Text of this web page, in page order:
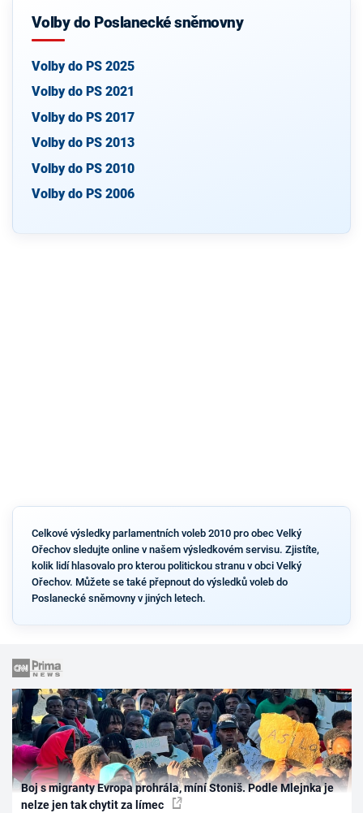
Volby do Poslanecké sněmovny
Volby do PS 2025
Volby do PS 2021
Volby do PS 2017
Volby do PS 2013
Volby do PS 2010
Volby do PS 2006
Celkové výsledky parlamentních voleb 2010 pro obec Velký
Ořechov sledujte online v našem výsledkovém servisu. Zjistíte,
kolik lidí hlasovalo pro kterou politickou stranu v obci Velký
Ořechov. Můžete se také přepnout do výsledků voleb do
Poslanecké sněmovny v jiných letech.
Boj s migranty Evropa prohrála, míní Stoniš. Podle Mlejnka je
nelze jen tak chytit za límec